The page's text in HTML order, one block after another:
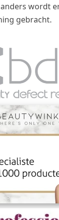
wordt
gebracht.